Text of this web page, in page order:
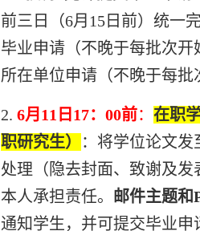
前三日（6月 15 日前）统一
毕业申请（不晚于每批次开
所在单位申请（不晚于每批
2. 6月 11 日17：00前： 在职
职研究生）
：将学位论文发
处理（隐去封面、致谢及
本人承担责任。
邮件主题和
通知学生，并可提交毕业申